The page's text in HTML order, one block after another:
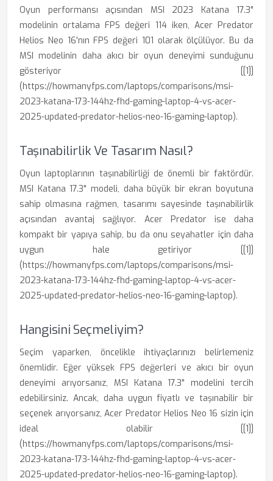
Oyun performansı açısından MSI 2023 Katana 17.3"
modelinin ortalama FPS değeri 114 iken, Acer Predator
Helios Neo 16'nın FPS değeri 101 olarak ölçülüyor. Bu da
MSI modelinin daha akıcı bir oyun deneyimi sunduğunu
gösteriyor [[1]]
(https://howmanyfps.com/laptops/comparisons/msi-
2023-katana-173-144hz-fhd-gaming-laptop-4-vs-acer-
2025-updated-predator-helios-neo-16-gaming-laptop).
Taşınabilirlik Ve Tasarım Nasıl?
Oyun laptoplarının taşınabilirliği de önemli bir faktördür.
MSI Katana 17.3" modeli, daha büyük bir ekran boyutuna
sahip olmasına rağmen, tasarımı sayesinde taşınabilirlik
açısından avantaj sağlıyor. Acer Predator ise daha
kompakt bir yapıya sahip, bu da onu seyahatler için daha
uygun hale getiriyor [[1]]
(https://howmanyfps.com/laptops/comparisons/msi-
2023-katana-173-144hz-fhd-gaming-laptop-4-vs-acer-
2025-updated-predator-helios-neo-16-gaming-laptop).
Hangisini Seçmeliyim?
Seçim yaparken, öncelikle ihtiyaçlarınızı belirlemeniz
önemlidir. Eğer yüksek FPS değerleri ve akıcı bir oyun
deneyimi arıyorsanız, MSI Katana 17.3" modelini tercih
edebilirsiniz. Ancak, daha uygun fiyatlı ve taşınabilir bir
seçenek arıyorsanız, Acer Predator Helios Neo 16 sizin için
ideal olabilir [[1]]
(https://howmanyfps.com/laptops/comparisons/msi-
2023-katana-173-144hz-fhd-gaming-laptop-4-vs-acer-
2025-updated-predator-helios-neo-16-gaming-laptop).